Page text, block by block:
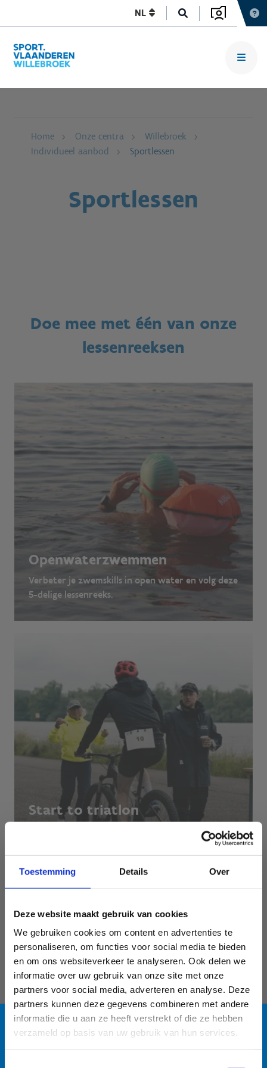
Toestemming Details Over
Deze website maakt gebruik van cookies
We gebruiken cookies om content en advertenties te
personaliseren, om functies voor social media te bieden
en om ons websiteverkeer te analyseren. Ook delen we
informatie over uw gebruik van onze site met onze
partners voor social media, adverteren en analyse. Deze
partners kunnen deze gegevens combineren met andere
informatie die u aan ze heeft verstrekt of die ze hebben
verzameld op basis van uw gebruik van hun services.
NL
Home Onze centra
Willebroek
Individueel aanbod
Sportlessen
Sportlessen
Doe mee met één van onze
lessenreeksen
Openwaterzwemmen
Verbeter je zwemskills in open water en volg deze
5-delige lessenreeks.
Start to triatlon
Bereid je voor op je eerste triatlon of scherp je
Openwaterzwemmen voor